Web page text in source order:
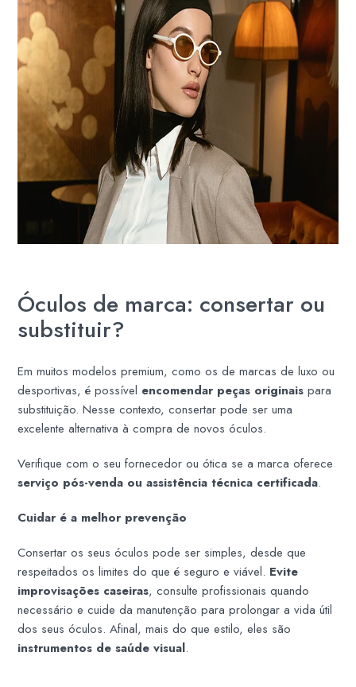
Óculos de marca: consertar ou
substituir?
Em muitos modelos premium, como os de marcas de luxo ou
desportivas, é possível encomendar peças originais para
substituição. Nesse contexto, consertar pode ser uma
excelente alternativa à compra de novos óculos.
Verifique com o seu fornecedor ou ótica se a marca oferece
serviço pós-venda ou assistência técnica certificada.
Cuidar é a melhor prevenção
Consertar os seus óculos pode ser simples, desde que
respeitados os limites do que é seguro e viável. Evite
improvisações caseiras, consulte profissionais quando
necessário e cuide da manutenção para prolongar a vida útil
dos seus óculos. Afinal, mais do que estilo, eles são
instrumentos de saúde visual.